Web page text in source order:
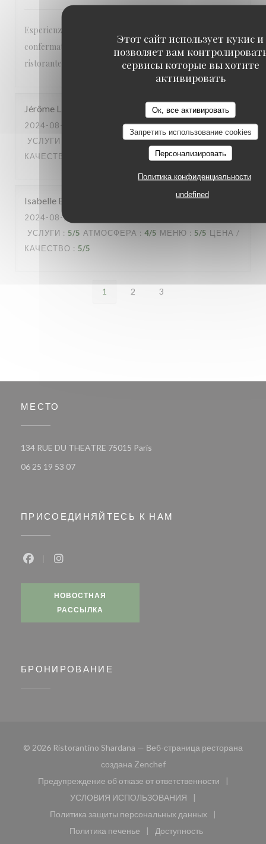
Этот сайт использует кукис и
позволяет вам
сервисы которые вы хотите
активировать
Ок, все активировать
Запретить использование cookies
Персонализировать
Политика конфиденциальности
undefined
Esperienza pessima, perché nonostante la riservazione
confermata, ieri sera sono arrivato davanti al vostro
ristorante ed era chiuso
Jérôme L
2024-08-28
- 19:45 - ГОСТИ 4
УСЛУГИ
АТМОСФЕРА: 5/5 МЕНЮ: 5/5 ЦЕНА /
КАЧЕСТВО
Isabelle B
2024-08-24
УСЛУГИ : 5/5 АТМОСФЕРА : 4/5 МЕНЮ : 5/5 ЦЕНА /
КАЧЕСТВО : 5/5
1 2 3
МЕСТО
134 RUE DU THEATRE 75015 Paris
06 25 19 53 07
ПРИСОЕДИНЯЙТЕСЬ К НАМ
НОВОСТНАЯ
РАССЫЛКА
БРОНИРОВАНИЕ
© 2026 Ristorantino Shardana — Веб-страница ресторана
создана Zenchef((открывается в новом
Предупреждение об отказе от ответственности
((открывается в новом окне))
УСЛОВИЯ ИСПОЛЬЗОВАНИЯ
((открывается в новом окне))
Политика защиты персональных данных
((открывается в новом окне))
Политика печенье
((открывается в новом окне))
Доступность